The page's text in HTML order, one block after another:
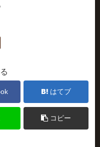
はてブ
コピー